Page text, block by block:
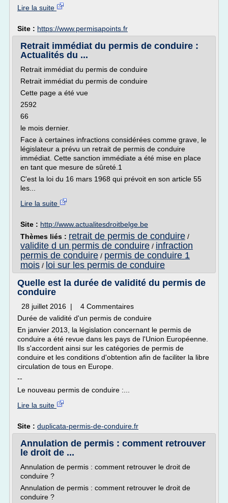
Lire la suite
Site : https://www.permisapoints.fr
Retrait immédiat du permis de conduire :
Actualités du ...
Retrait immédiat du permis de conduire
Retrait immédiat du permis de conduire
Cette page a été vue
2592
66
le mois dernier.
Face à certaines infractions considérées comme grave, le
législateur a prévu un retrait de permis de conduire
immédiat. Cette sanction immédiate a été mise en place
en tant que mesure de sûreté.1
C'est la loi du 16 mars 1968 qui prévoit en son article 55
les...
Lire la suite
Site : http://www.actualitesdroitbelge.be
Thèmes liés : retrait de permis de conduire /
validite d un permis de conduire / infraction
permis de conduire / permis de conduire 1
mois / loi sur les permis de conduire
Quelle est la durée de validité du permis de
conduire
28 juillet 2016 | 4 Commentaires
Durée de validité d'un permis de conduire
En janvier 2013, la législation concernant le permis de
conduire a été revue dans les pays de l'Union Européenne.
Ils s'accordent ainsi sur les catégories de permis de
conduire et les conditions d'obtention afin de faciliter la libre
circulation de tous en Europe.
--
Le nouveau permis de conduire :...
Lire la suite
Site : duplicata-permis-de-conduire.fr
Annulation de permis : comment retrouver
le droit de ...
Annulation de permis : comment retrouver le droit de
conduire ?
Annulation de permis : comment retrouver le droit de
conduire ?